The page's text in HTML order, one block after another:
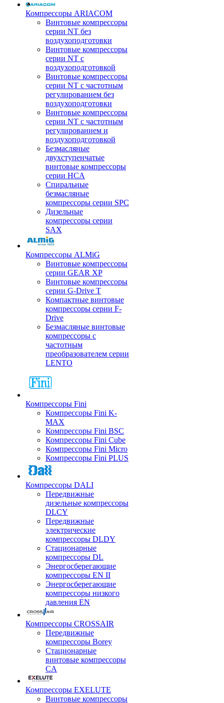
Компрессоры ARIACOM
Винтовые компрессоры
серии NT без
воздухоподготовки
Винтовые компрессоры
серии NT c
воздухоподготовкой
Винтовые компрессоры
серии NT с частотным
регулированием без
воздухоподготовки
Винтовые компрессоры
серии NT с частотным
регулированием и
воздухоподготовкой
Безмасляные
двухступенчатые
винтовые компрессоры
серии HCA
Спиральные
безмасляные
компрессоры серии SPC
Дизельные
компрессоры серии
SAX
Компрессоры ALMiG
Винтовые компрессоры
серии GEAR XP
Винтовые компрессоры
серии G-Drive T
Компактные винтовые
компрессоры серии F-
Drive
Безмасляные винтовые
компрессоры с
частотным
преобразователем серии
LENTO
Компрессоры Fini
Компрессоры Fini K-
MAX
Компрессоры Fini BSC
Компрессоры Fini Cube
Компрессоры Fini Micro
Компрессоры Fini PLUS
Компрессоры DALI
Передвижные
дизельные компрессоры
DLCY
Передвижные
электрические
компрессоры DLDY
Стационарные
компрессоры DL
Энергосберегающие
компрессоры EN II
Энергосберегающие
компрессоры низкого
давления EN
Компрессоры CROSSAIR
Передвижные
компрессоры Borey
Стационарные
винтовые компрессоры
CA
Компрессоры EXELUTE
Винтовые компрессоры